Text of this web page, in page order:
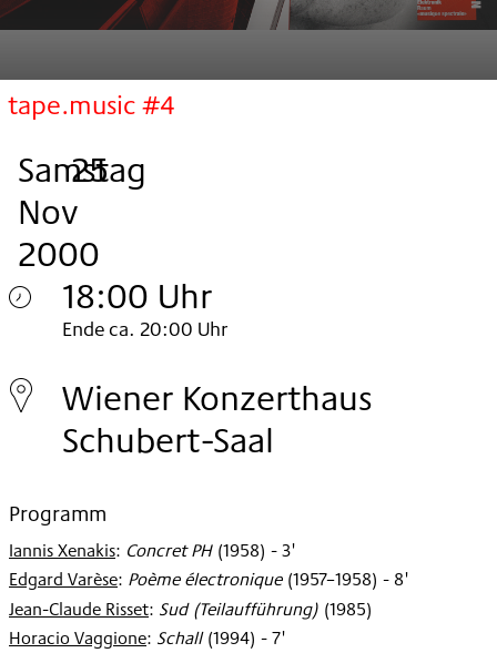
tape.music #4
Samstag
, 25
.
Nov
2000
.
18:00 Uhr
Samstag
25.
Nov
2000
Ende ca. 20:00 Uhr
Wiener Konzerthaus
Schubert-Saal
Programm
Iannis Xenakis: Concret PH (1958) - 3'
Edgard Varèse: Poème électronique (1957–1958) - 8'
Jean-Claude Risset: Sud (Teilaufführung) (1985)
Horacio Vaggione: Schall (1994) - 7'